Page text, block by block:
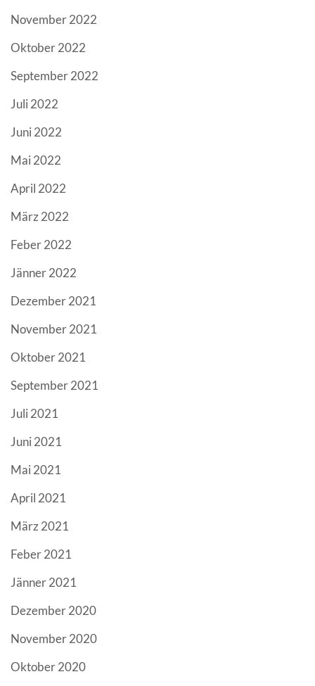
November 2022
Oktober 2022
September 2022
Juli 2022
Juni 2022
Mai 2022
April 2022
März 2022
Feber 2022
Jänner 2022
Dezember 2021
November 2021
Oktober 2021
September 2021
Juli 2021
Juni 2021
Mai 2021
April 2021
März 2021
Feber 2021
Jänner 2021
Dezember 2020
November 2020
Oktober 2020